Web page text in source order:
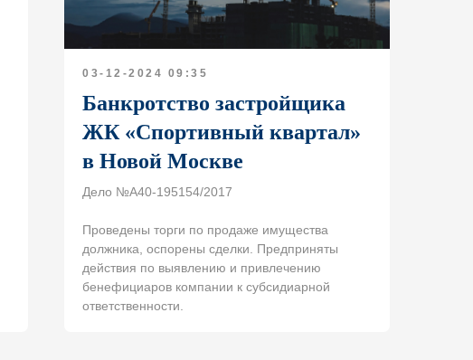
03-12-2024 09:35
Банкротство застройщика
ЖК «Спортивный квартал»
в Новой Москве
Дело №А40-195154/2017
Проведены торги по продаже имущества
должника, оспорены сделки. Предприняты
действия по выявлению и привлечению
бенефициаров компании к субсидиарной
ответственности.